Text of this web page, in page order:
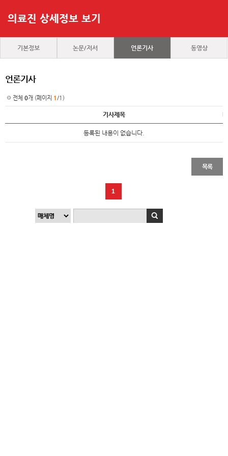
의료진 상세정보 보기
기본정보 논문/저서 언론기사 동영상
언론기사
전체 0개 (페이지 1/1)
기사제목
등록된 내용이 없습니다.
목록
1